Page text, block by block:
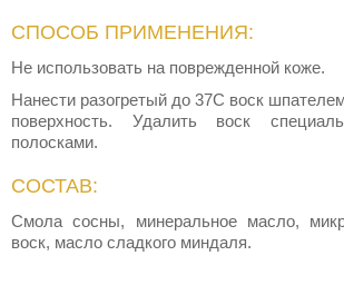
СПОСОБ ПРИМЕНЕНИЯ:
Не использовать на поврежденной коже.
Нанести разогретый до 37С воск
поверхность. Удалить воск
полосками.
СОСТАВ:
Смола сосны, минеральное масло,
воск, масло сладкого миндаля.